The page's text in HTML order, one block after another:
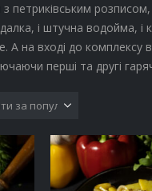
з петриківським
і штучна водойма, і
А на вході до комплексу
перші та другі